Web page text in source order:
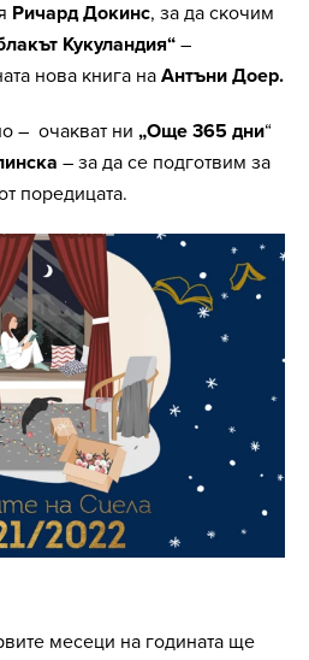
Ричард Докинс, за да скочим
Кукуландия“–
нова книга на Антъни Доер.
– очакват ни „Още 365 дни“
– за да се подготвим за
поредицата.
месеци на годината ще